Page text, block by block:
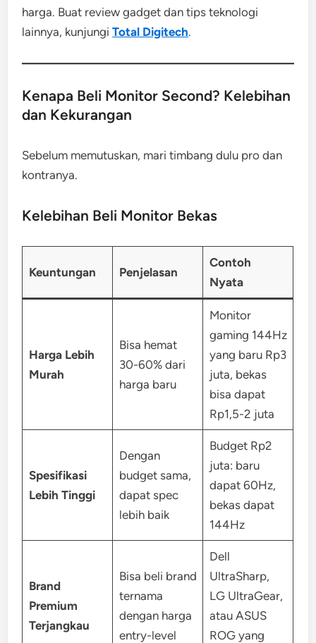
harga. Buat review gadget dan tips teknologi
lainnya, kunjungiTotal Digitech.
Kenapa Beli Monitor Second? Kelebihan
dan Kekurangan
Sebelum memutuskan, mari timbang dulu pro dan
kontranya.
Kelebihan Beli Monitor Bekas
Keuntungan Penjelasan
Contoh
Nyata
Harga Lebih
Murah
Bisa hemat
30-60% dari
harga baru
Monitor
gaming 144Hz
yang baru Rp3
juta, bekas
bisa dapat
Rp1,5-2 juta
Spesifikasi
Lebih Tinggi
Dengan
budget sama,
dapat spec
lebih baik
Budget Rp2
juta: baru
dapat 60Hz,
bekas dapat
144Hz
Brand
Premium
Terjangkau
Bisa beli brand
ternama
dengan harga
entry-level
Dell
UltraSharp,
LG UltraGear,
atau ASUS
ROG yang